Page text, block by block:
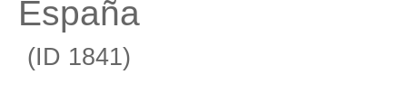
España
(ID 1841)